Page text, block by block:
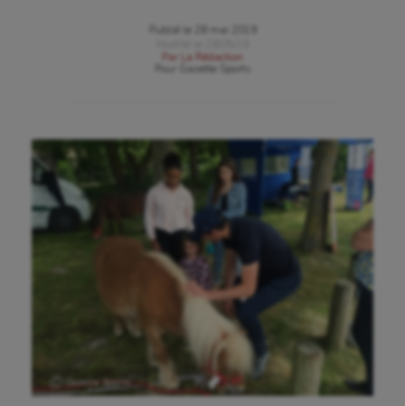
Publié le
28 mai 2019
Par
La Rédaction
Gazette Sports
Ⓒ Gazette Sports